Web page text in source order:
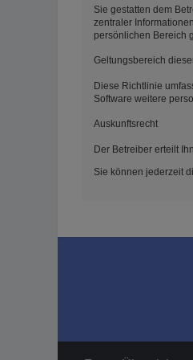
Sie gestatten dem
zentraler
persönlichen Bereich
Geltungsbereich
Diese Richtlinie
Software weitere
Auskunftsrecht
Der Betreiber erteilt
Sie können jederzeit